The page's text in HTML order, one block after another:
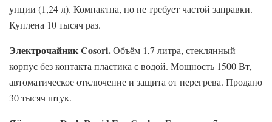
унции (1,24 л). Компактна, но не требует частой заправки.
Куплена 10 тысяч раз.
Электрочайник Cosori.Объём 1,7 литра, стеклянный
корпус без контакта пластика с водой. Мощность 1500 Вт,
автоматическое отключение и защита от перегрева. Продано
30 тысяч штук.